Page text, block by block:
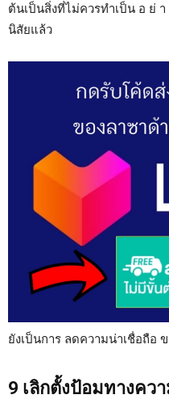
ต้นเป็นสิ่งที่ไม่ควรทำเป็น อ ย่
นิสัยแล้ว
ยังเป็นการ ลดความน่าเชื่อถือ ข
9 เลิกตั้งป้อมทางคว